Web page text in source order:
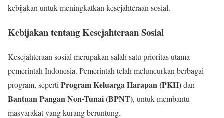
kebijakan untuk meningkatkan kesejahteraan sosial.
Kebijakan tentang Kesejahteraan Sosial
Kesejahteraan sosial merupakan salah satu prioritas utama
pemerintah Indonesia. Pemerintah telah meluncurkan berbagai
program, seperti Program Keluarga Harapan (PKH)dan
Bantuan Pangan Non-Tunai (BPNT), untuk membantu
masyarakat yang kurang beruntung.